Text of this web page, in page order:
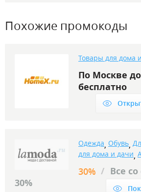
Похожие промокоды
Товары для дома
По Москве
бесплатно
Одежда, Обувь,
для дома и дачи,
30% / Все
30%